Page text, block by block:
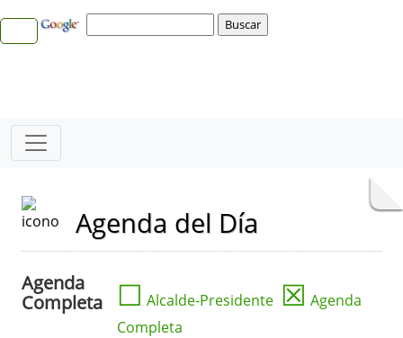
Agenda del Día
Agenda
Completa
☐ Alcalde-Presidente ☒ Agenda
Completa